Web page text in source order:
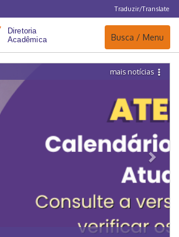
Traduzir/Translate
Navegação
Busca / Menu
mais notícias